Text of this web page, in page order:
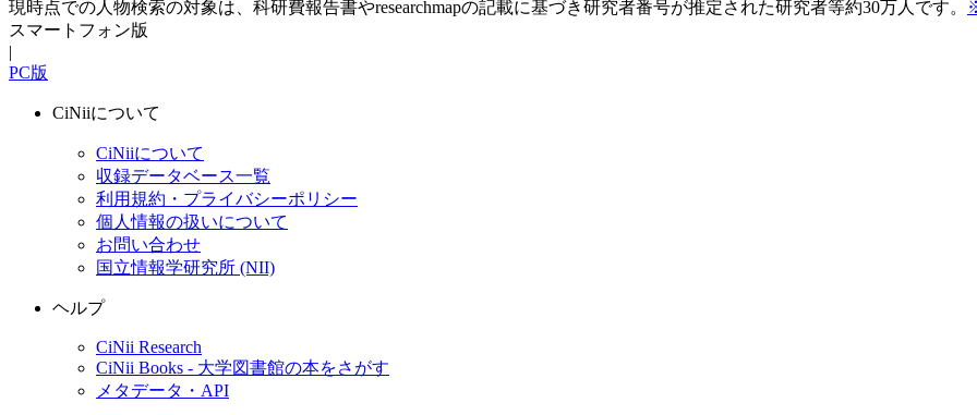
現時点での人物検索の対象は、科研費報告書やresearchmapの記載に基づき研究者番号が推定された研究者等約30万人です。
スマートフォン版
|
PC版
CiNiiについて
CiNiiについて
収録データベース一覧
利用規約・プライバシーポリシー
個人情報の扱いについて
お問い合わせ
国立情報学研究所 (NII)
ヘルプ
CiNii Research
CiNii Books - 大学図書館の本をさがす
メタデータ・API